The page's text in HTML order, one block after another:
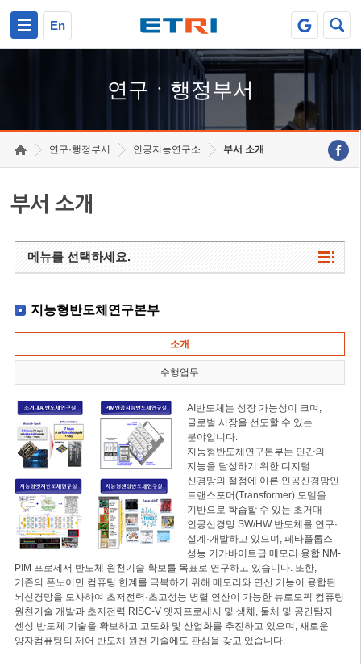
En
연구ㆍ행정부서
연구·행정부서 인공지능연구소 부서 소개
부서 소개
메뉴를 선택하세요.
지능형반도체연구본부
소개
수행업무
AI반도체는 성장 가능성이 크며,
글로벌 시장을 선도할 수 있는
분야입니다.
지능형반도체연구본부는 인간의
지능을 달성하기 위한 디지털
신경망의 절정에 이른 인공신경망인
트랜스포머(Transformer) 모델을
기반으로 학습할 수 있는 초거대
인공신경망 SW/HW 반도체를 연구·
설계·개발하고 있으며, 페타플롭스
성능 기가바이트급 메모리 융합 NM-
PIM 프로세서 반도체 원천기술 확보를 목표로 연구하고 있습니다. 또한,
기존의 폰노이만 컴퓨팅 한계를 극복하기 위해 메모리와 연산 기능이 융합된
뇌신경망을 모사하여 초저전력·초고성능 병렬 연산이 가능한 뉴로모픽 컴퓨팅
원천기술 개발과 초저전력 RISC-V 엣지프로세서 및 생체, 물체 및 공간탐지
센싱 반도체 기술을 확보하고 고도화 및 산업화를 추진하고 있으며, 새로운
양자컴퓨팅의 제어 반도체 원천 기술에도 관심을 갖고 있습니다.